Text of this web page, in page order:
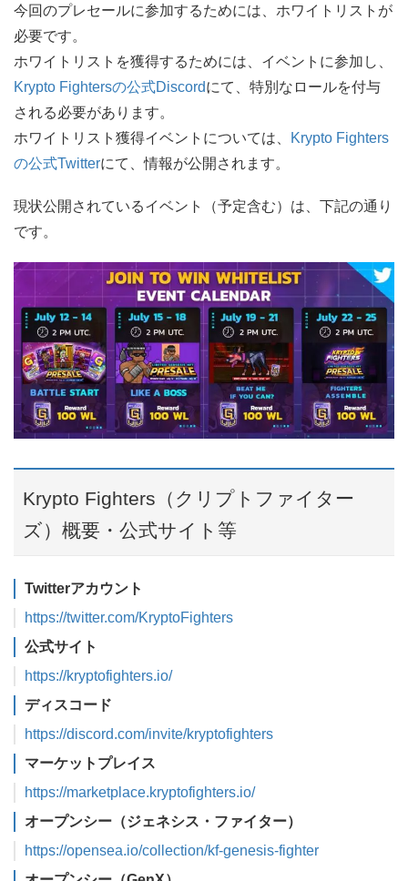
今回のプレセールに参加するためには、ホワイトリストが
必要です。
ホワイトリストを獲得するためには、イベントに参加し、
Krypto Fightersの公式Discordにて、特別なロールを付与
される必要があります。
ホワイトリスト獲得イベントについては、
Krypto Fighters
の公式Twitterにて、情報が公開されます。
現状公開されているイベント（予定含む）は、下記の通り
です。
Krypto Fighters（クリプトファイター
ズ）概要・公式サイト等
Twitterアカウント
https://twitter.com/KryptoFighters
公式サイト
https://kryptofighters.io/
ディスコード
https://discord.com/invite/kryptofighters
マーケットプレイス
https://marketplace.kryptofighters.io/
オープンシー（ジェネシス・ファイター）
https://opensea.io/collection/kf-genesis-fighter